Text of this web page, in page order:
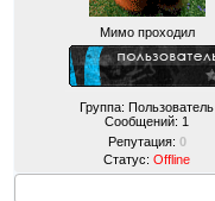
Мимо проходил
Группа: Пользователь
Сообщений: 1
Репутация: 0
Статус: Offline